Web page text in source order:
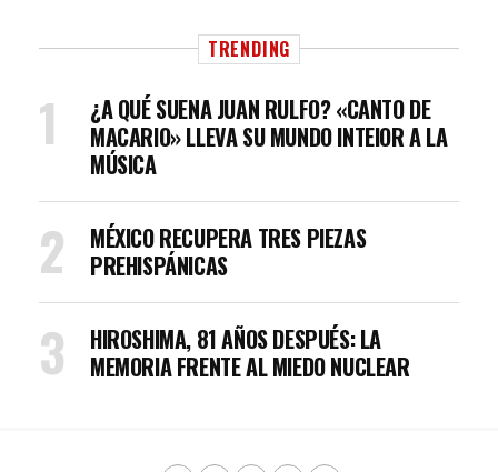
TRENDING
¿A QUÉ SUENA JUAN RULFO? «CANTO DE
MACARIO» LLEVA SU MUNDO INTEIOR A LA
MÚSICA
MÉXICO RECUPERA TRES PIEZAS
PREHISPÁNICAS
HIROSHIMA, 81 AÑOS DESPUÉS: LA
MEMORIA FRENTE AL MIEDO NUCLEAR